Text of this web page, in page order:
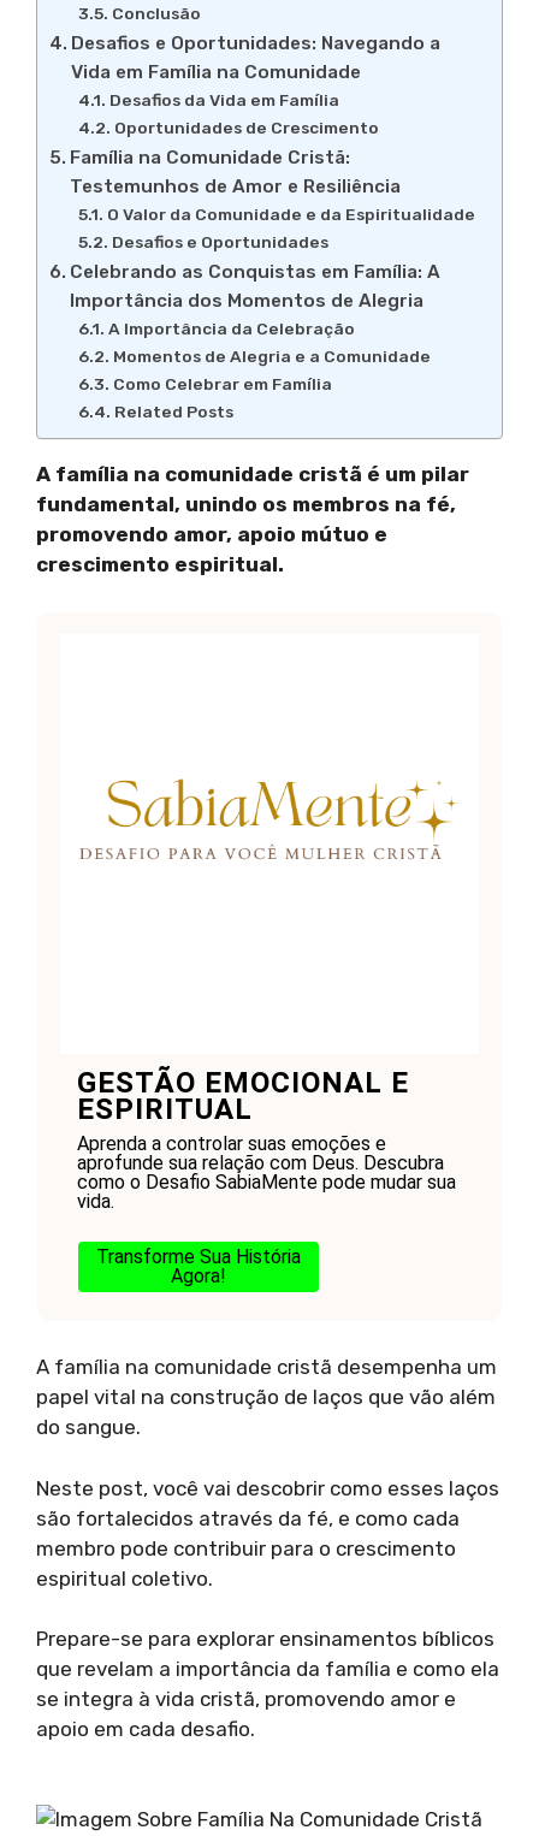
Conclusão
Desafios e Oportunidades: Navegando a
Vida em Família na Comunidade
Desafios da Vida em Família
Oportunidades de Crescimento
Família na Comunidade Cristã:
Testemunhos de Amor e Resiliência
O Valor da Comunidade e da Espiritualidade
Desafios e Oportunidades
Celebrando as Conquistas em Família: A
Importância dos Momentos de Alegria
A Importância da Celebração
Momentos de Alegria e a Comunidade
Como Celebrar em Família
Related Posts
A família na comunidade cristã é um pilar
fundamental, unindo os membros na fé,
promovendo amor, apoio mútuo e
crescimento espiritual.
GESTÃO EMOCIONAL E
ESPIRITUAL
Aprenda a controlar suas emoções e
aprofunde sua relação com Deus. Descubra
como o Desafio SabiaMente pode mudar sua
vida.
Transforme Sua História
Agora!
A família na comunidade cristã desempenha um
papel vital na construção de laços que vão além
do sangue.
Neste post, você vai descobrir como esses laços
são fortalecidos através da fé, e como cada
membro pode contribuir para o crescimento
espiritual coletivo.
Prepare-se para explorar ensinamentos bíblicos
que revelam a importância da família e como ela
se integra à vida cristã, promovendo amor e
apoio em cada desafio.